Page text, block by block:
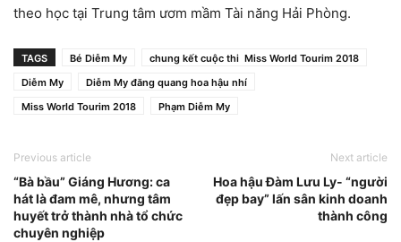
theo học tại Trung tâm ươm mầm Tài năng Hải Phòng.
TAGS Bé Diễm My
chung kết cuộc thi Miss World Tourim 2018
Diễm My
Diễm My đăng quang hoa hậu nhí
Miss World Tourim 2018
Phạm Diễm My
Previous article
“Bà bầu” Giáng Hương: ca
hát là đam mê, nhưng tâm
huyết trở thành nhà tổ chức
chuyên nghiệp
Next article
Hoa hậu Đàm Lưu Ly- “người
đẹp bay” lấn sân kinh doanh
thành công